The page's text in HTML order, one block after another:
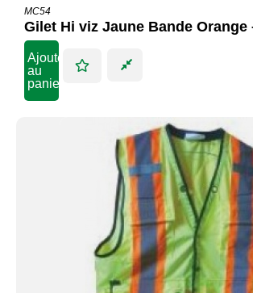
MC54
Gilet Hi viz Jaune Bande Orange
Ajouter
au
panier